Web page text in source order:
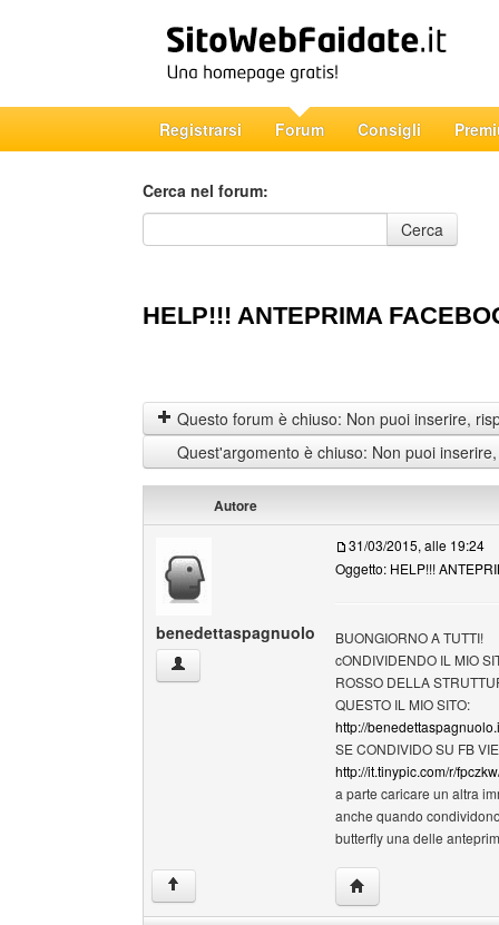
Registrarsi Forum Consigli
Cerca nel forum:
Cerca nel forum
Cerca
HELP!!! ANTEPRIMA
Questo forum è chiuso: Non puoi inserire,
Quest'argomento è chiuso: Non puoi
Autore
benedettaspagnuolo
benedettaspagnuolo Profilo
31/03/2015, alle 19:24
Oggetto: HELP!!!
BUONGIORNO A TUTTI!
cONDIVIDENDO IL MIO
ROSSO DELLA
QUESTO IL MIO SITO:
http://
SE CONDIVIDO SU FB
http://it.tinypic.com/r/
a parte caricare un altra
anche quando
butterfly una delle
↑ HomePage: